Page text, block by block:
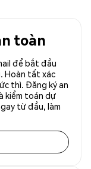
toàn
để bắt đầu
Hoàn tất xác
thì. Đăng ký an
kiểm toán dự
từ đầu, làm